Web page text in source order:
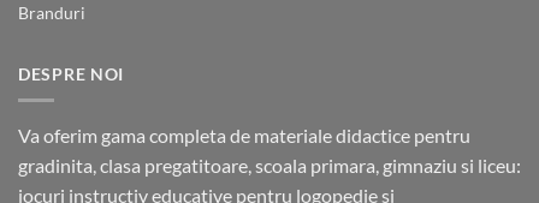
Branduri
DESPRE NOI
Va oferim gama completa de materiale didactice pentru
gradinita, clasa pregatitoare, scoala primara, gimnaziu si liceu:
jocuri instructiv educative pentru logopedie si